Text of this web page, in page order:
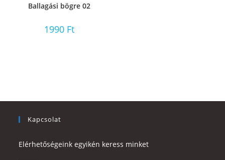
Ballagási bögre 02
1990 Ft
Kapcsolat
Elérhetőségeink egyikén keress minket